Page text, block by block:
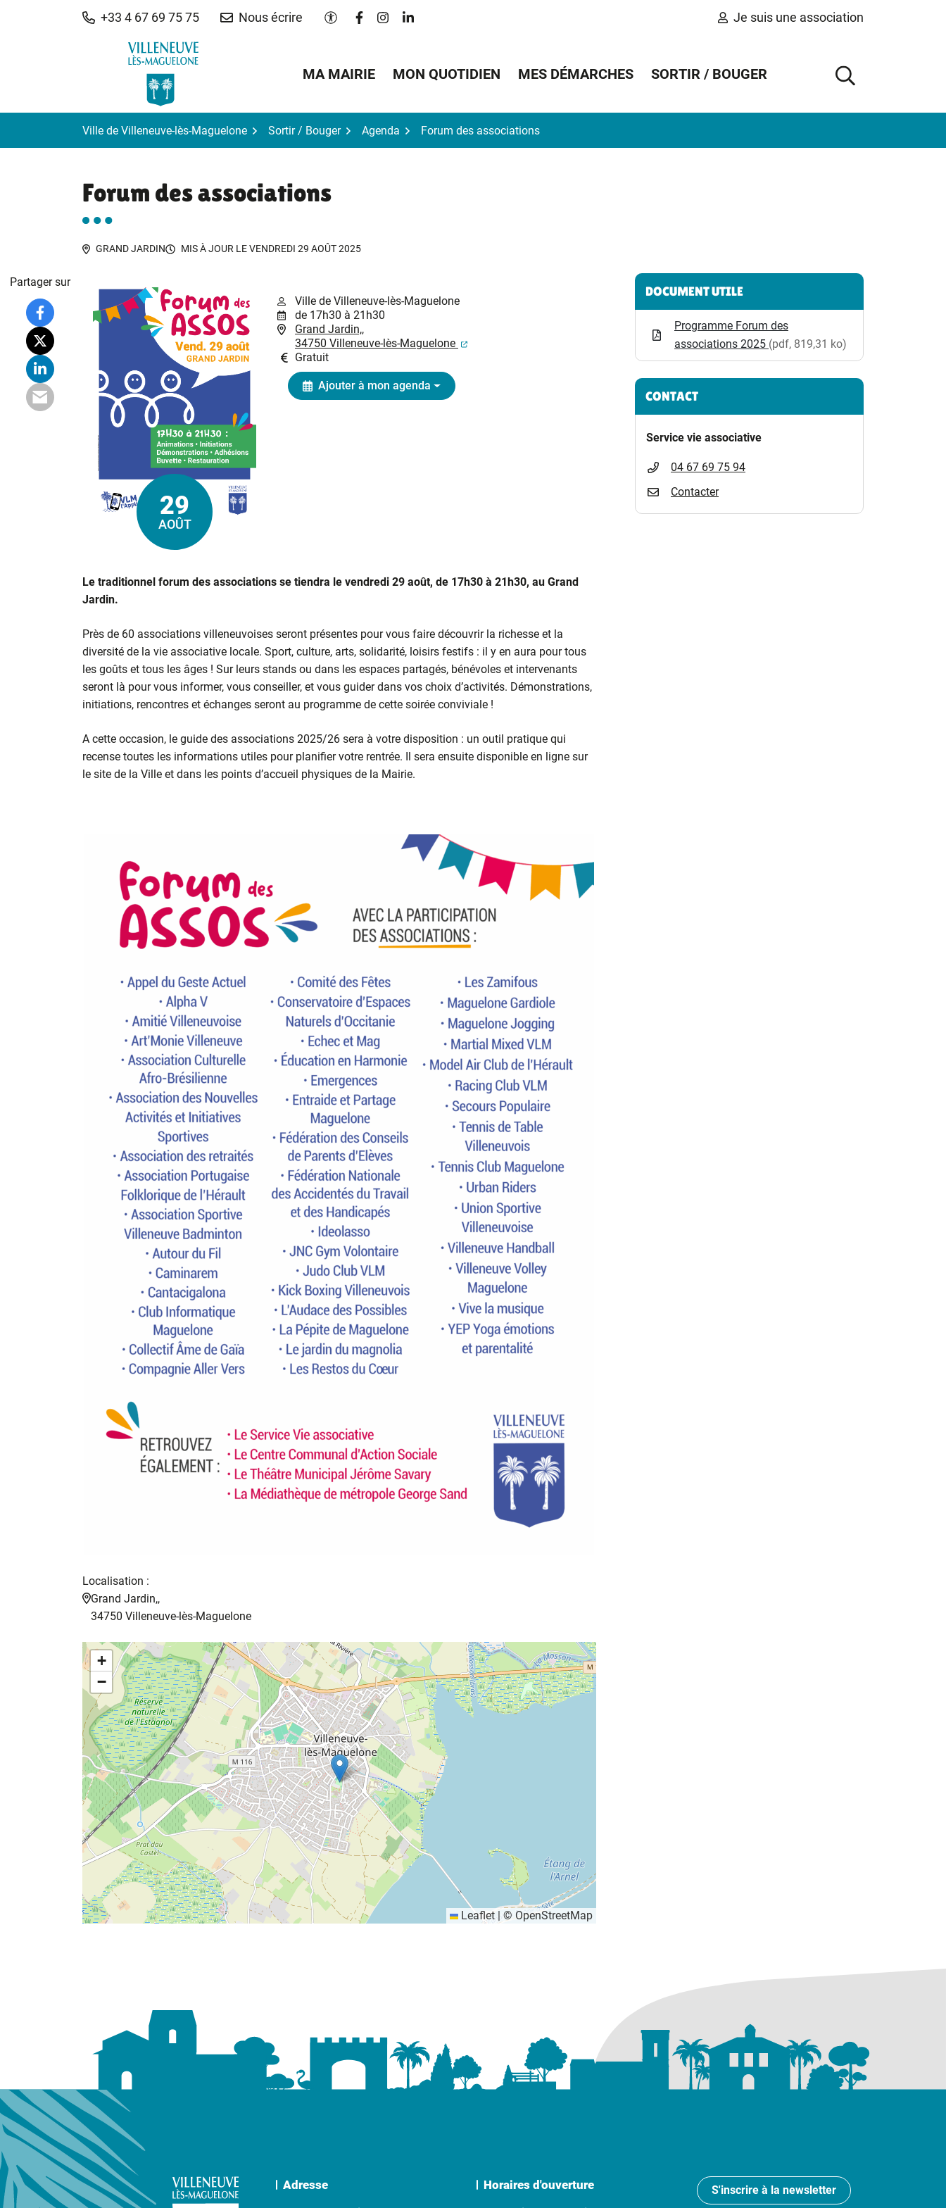
+33 4 67 69 75 75 Nous écrire Paramètres d'accessibilité
Lien vers le compte Facebook
Lien vers le compte Instagram
Lien vers le compte Linkedin Je suis une association
MA MAIRIE MON QUOTIDIEN MES DÉMARCHES SORTIR / BOUGER
AFFICHER
Ville de Villeneuve-lès-Maguelone Sortir / Bouger Agenda Forum des associations
Forum des associations
GRAND JARDIN MIS À JOUR LEVENDREDI 29 AOÛT 2025
Le
29
AOÛT
Ville de Villeneuve-lès-Maguelone
de 17h30 à 21h30
Grand Jardin,,
34750 Villeneuve-lès-Maguelone
(ouverture dans un nouvel onglet)
Gratuit
Ajouter à mon agenda
Le traditionnel forum des associations se tiendra le vendredi 29 août, de 17h30 à 21h30, au Grand
Jardin.
Près de 60 associations villeneuvoises seront présentes pour vous faire découvrir la richesse et la
diversité de la vie associative locale. Sport, culture, arts, solidarité, loisirs festifs : il y en aura pour tous
les goûts et tous les âges ! Sur leurs stands ou dans les espaces partagés, bénévoles et intervenants
seront là pour vous informer, vous conseiller, et vous guider dans vos choix d’activités. Démonstrations,
initiations, rencontres et échanges seront au programme de cette soirée conviviale !
A cette occasion, le guide des associations 2025/26 sera à votre disposition : un outil pratique qui
recense toutes les informations utiles pour planifier votre rentrée. Il sera ensuite disponible en ligne sur
le site de la Ville et dans les points d’accueil physiques de la Mairie.
Localisation :
Grand Jardin,,
34750 Villeneuve-lès-Maguelone
+
−
Leaflet |© OpenStreetMap
Partager sur Informations complémentaires
DOCUMENT UTILE
Programme Forum des
associations 2025 (pdf, 819,31 ko)
CONTACT
Service vie associative
04 67 69 75 94
Contacter
Adresse Horaires d'ouverture S'inscrire à la newsletter